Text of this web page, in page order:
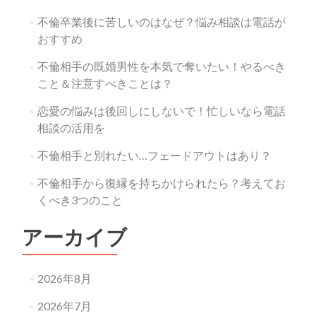
不倫卒業後に苦しいのはなぜ？悩み相談は電話が
おすすめ
不倫相手の既婚男性を本気で奪いたい！やるべき
こと＆注意すべきことは？
恋愛の悩みは後回しにしないで！忙しいなら電話
相談の活用を
不倫相手と別れたい…フェードアウトはあり？
不倫相手から復縁を持ちかけられたら？考えてお
くべき3つのこと
アーカイブ
2026年8月
2026年7月